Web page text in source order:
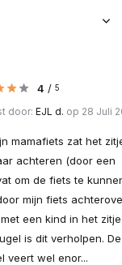
4 / 5
door: EJL d. op 28 Juli
mamafiets zat het
achteren (door een
om de fiets te
mijn fiets
een kind in het
is dit verholpen. De
veert wel enor...